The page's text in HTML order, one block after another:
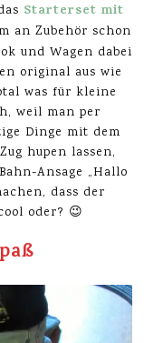
Starterset mit
an Zubehör schon
und Wagen dabei
original aus wie
was für kleine
weil man per
Dinge mit dem
hupen lassen,
Ansage „Hallo
dass der
oder? 😉